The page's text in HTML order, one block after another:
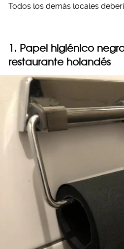
Todos los demás locales
1. Papel higiénico
restaurante holandés